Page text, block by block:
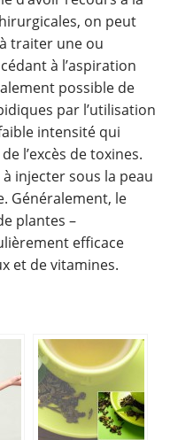
on peut
traiter une ou
à l’aspiration
possible de
par l’utilisation
intensité qui
l’excès de toxines.
injecter sous la peau
Généralement, le
plantes –
efficace
et de vitamines.